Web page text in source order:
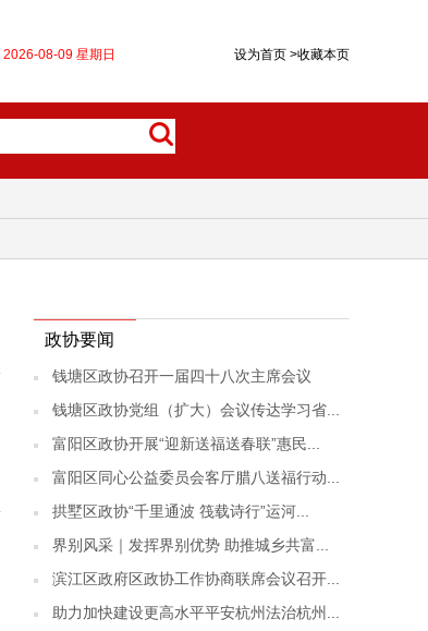
设为首页 >收藏本页
2026-08-09 星期日
政协要闻
钱塘区政协召开一届四十八次主席会议
钱塘区政协党组（扩大）会议传达学习省...
富阳区政协开展“迎新送福送春联”惠民...
富阳区同心公益委员会客厅腊八送福行动...
拱墅区政协“千里通波 筏载诗行”运河...
界别风采｜发挥界别优势 助推城乡共富...
滨江区政府区政协工作协商联席会议召开...
助力加快建设更高水平平安杭州法治杭州...